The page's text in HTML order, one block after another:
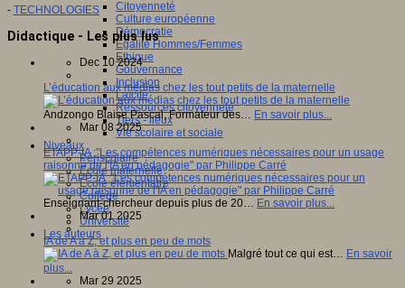
Citoyenneté
Culture européenne
Démocratie
Egalité Hommes/Femmes
Ethique
Gouvernance
Inclusion
Laïcité
Ressources citoyenneté
Tiers - lieux
Vie scolaire et sociale
Niveaux
Périscolaire
Ecole maternelle
Ecole élémentaire
Collège
Lycée
Université
Les auteurs
- TECHNOLOGIES
Didactique - Les plus lus
Dec 10 2024
L’éducation aux médias chez les tout petits de la maternelle
Andzongo Blaise Pascal, Formateur des… En savoir plus...
Mar 08 2025
ETAPP-IA :"Les compétences numériques nécessaires pour un usage
raisonné de l'IA en pédagogie" par Philippe Carré
Enseignant-chercheur depuis plus de 20… En savoir plus...
Mar 01 2025
IA de A à Z, et plus en peu de mots
Malgré tout ce qui est… En savoir
plus...
Mar 29 2025